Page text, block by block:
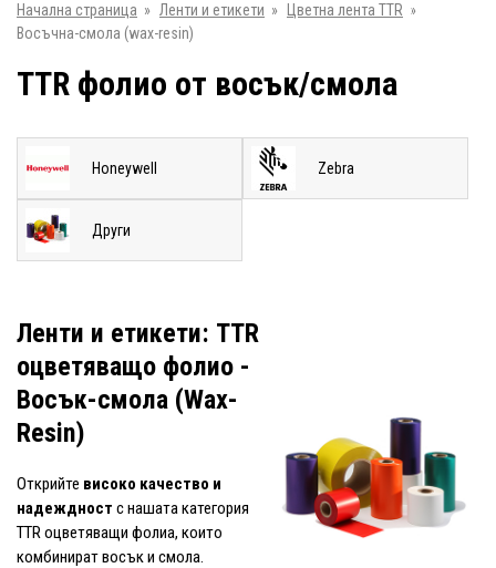
от
Начална страница » Ленти и етикети » Цветна лента TTR »
Восъчна-смола (wax-resin)
TTR фолио от восък/смола
Honeywell Zebra
Други
Ленти и етикети: TTR
оцветяващо фолио -
Восък-смола (Wax-
Resin)
Открийте високо качество и
надеждност с нашата категория
TTR оцветяващи фолиа, които
комбинират восък и смола.